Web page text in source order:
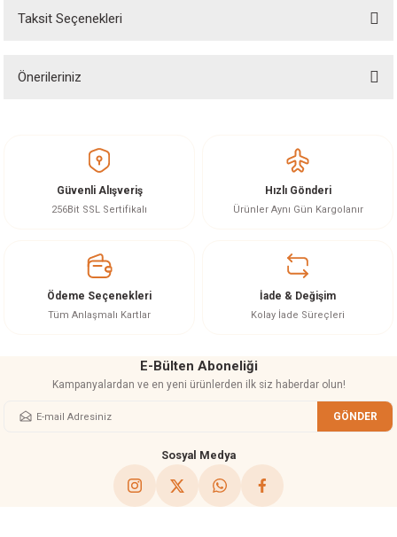
Ürün hakkında henüz soru sorulmamış.
Taksit Seçenekleri
Önerileriniz
Görüş ve önerileriniz için teşekkür ederiz.
Ürün resmi kalitesiz, bozuk veya görüntülenemiyor.
Ürün bilgilerinde hatalar bulunuyor.
Bu ürüne benzer farklı alternatifler olmalı.
Güvenli Alışveriş
256Bit SSL Sertifikalı
Hızlı Gönderi
Ürünler Aynı Gün Kargolanır
Ödeme Seçenekleri
Tüm Anlaşmalı Kartlar
İade & Değişim
Kolay İade Süreçleri
E-Bülten Aboneliği
Kampanyalardan ve en yeni ürünlerden ilk siz haberdar olun!
GÖNDER
Sosyal Medya